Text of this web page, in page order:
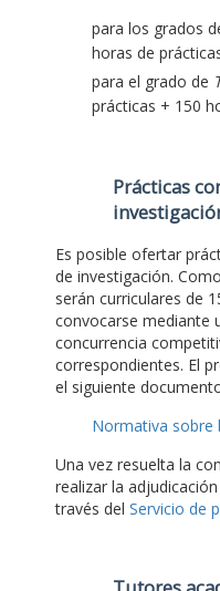
para los grados
horas de
para el grado de
prácticas + 150
Prácticas
Es posible ofertar
de investigación.
serán curriculares de
convocarse mediante
concurrencia
correspondientes. El
el siguiente
Normativa sobre
Una vez resuelta la
realizar la
través del Servicio de